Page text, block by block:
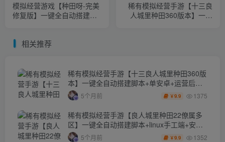
模拟经营游戏【种田呀-完美
修复版】一键全自动搭建脚
稀有模拟经营手游【十三良
人城里种田360版本】一键
相关推荐
稀有模拟经营手游【十三良人城里种田360版
本】一键全自动搭建脚本+单安卓+运营后台
+多功能定制后台
5个月前 ￥9.9 1375
稀有模拟经营手游【良人城里种田22僚属多
区】一键全自动搭建脚本+linux手工端+安卓
+运营后台+完整多功能定制后台
5个月前 ￥9.9 1352